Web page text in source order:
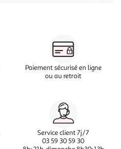
Paiement sécurisé en ligne
ou au retrait
Service client 7j/7
03 59 30 59 30